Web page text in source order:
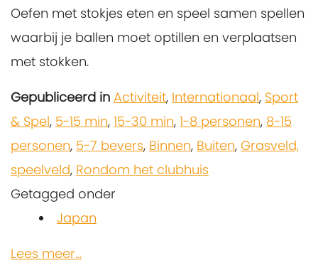
Oefen met stokjes eten en speel samen spellen
waarbij je ballen moet optillen en verplaatsen
met stokken.
Gepubliceerd in Activiteit, Internationaal, Sport
& Spel, 5-15 min, 15-30 min, 1-8 personen, 8-15
personen, 5-7 bevers, Binnen, Buiten, Grasveld,
speelveld, Rondom het clubhuis
Getagged onder
Japan
Lees meer...